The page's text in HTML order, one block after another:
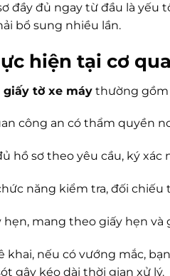
đầy đủ ngay từ đầu là
bổ sung nhiều lần.
hiện tại cơ
giấy tờ xe máy thường gồm
công an có thẩm quyền
hồ sơ theo yêu cầu, ký
năng kiểm tra, đối
mang theo giấy hẹn
khai, nếu có vướng mắc,
gây kéo dài thời gian xử lý.